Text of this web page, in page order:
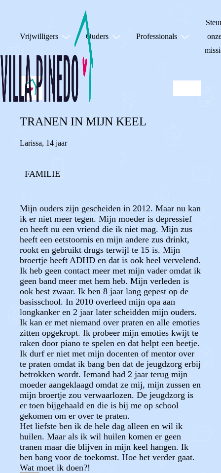
Vrijwilligers Ouders Professionals
TRANEN IN MIJN KEEL
Larissa, 14 jaar
FAMILIE
Mijn ouders zijn gescheiden in 2012. Maar nu kan
ik er niet meer tegen. Mijn moeder is depressief
en heeft nu een vriend die ik niet mag. Mijn zus
heeft een eetstoornis en mijn andere zus drinkt,
rookt en gebruikt drugs terwijl te 15 is. Mijn
broertje heeft ADHD en dat is ook heel vervelend.
Ik heb geen contact meer met mijn vader omdat ik
geen band meer met hem heb. Mijn verleden is
ook best zwaar. Ik ben 8 jaar lang gepest op de
basisschool. In 2010 overleed mijn opa aan
longkanker en 2 jaar later scheidden mijn ouders.
Ik kan er met niemand over praten en alle emoties
zitten opgekropt. Ik probeer mijn emoties kwijt te
raken door piano te spelen en dat helpt een beetje.
Ik durf er niet met mijn docenten of mentor over
te praten omdat ik bang ben dat de jeugdzorg erbij
betrokken wordt. Iemand had 2 jaar terug mijn
moeder aangeklaagd omdat ze mij, mijn zussen en
mijn broertje zou verwaarlozen. De jeugdzorg is
er toen bijgehaald en die is bij me op school
gekomen om er over te praten.
Het liefste ben ik de hele dag alleen en wil ik
huilen. Maar als ik wil huilen komen er geen
tranen maar die blijven in mijn keel hangen. Ik
ben bang voor de toekomst. Hoe het verder gaat.
Wat moet ik doen?!